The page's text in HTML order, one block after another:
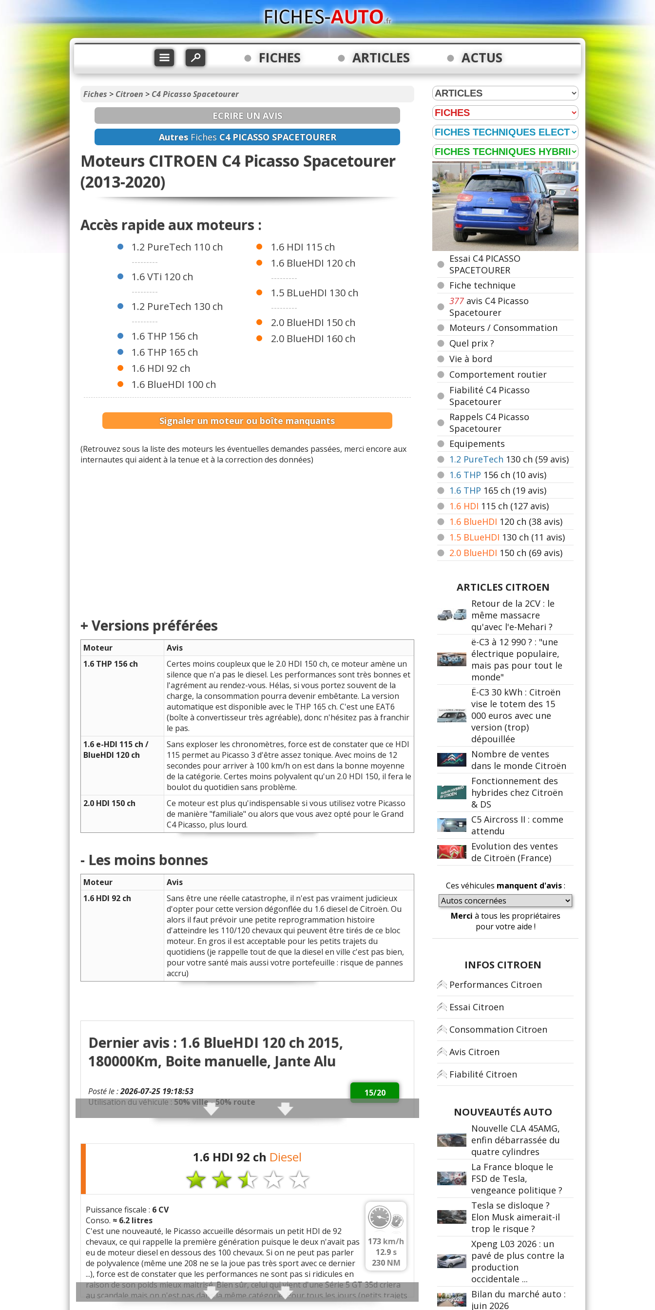
FICHES ARTICLES ACTUS
Fiches > Citroen > C4 Picasso Spacetourer
ECRIRE UN AVIS
AutresFiches C4 PICASSO SPACETOURER
Moteurs CITROEN C4 Picasso Spacetourer
(2013-2020)
Accès rapide aux moteurs :
1.2 PureTech 110 ch
---------
1.6 VTi 120 ch
---------
1.2 PureTech 130 ch
---------
1.6 THP 156 ch
1.6 THP 165 ch
1.6 HDI 92 ch
1.6 BlueHDI 100 ch
1.6 HDI 115 ch
1.6 BlueHDI 120 ch
---------
1.5 BLueHDI 130 ch
---------
2.0 BlueHDI 150 ch
2.0 BlueHDI 160 ch
Signaler un moteur ou boîte manquants
(Retrouvez sous la liste des moteurs les éventuelles demandes passées, merci encore aux
internautes qui aident à la tenue et à la correction des données)
+ Versions préférées
Moteur
Avis
1.6 THP 156 ch
Certes moins coupleux que le 2.0 HDI 150 ch, ce moteur amène un
silence que n'a pas le diesel. Les performances sont très bonnes et
l'agrément au rendez-vous. Hélas, si vous portez souvent de la
charge, la consommation pourra devenir embêtante. La version
automatique est disponible avec le THP 165 ch. C'est une EAT6
(boîte à convertisseur très agréable), donc n'hésitez pas à franchir
le pas.
1.6 e-HDI 115 ch /
BlueHDI 120 ch
Sans exploser les chronomètres, force est de constater que ce HDI
115 permet au Picasso 3 d'être assez tonique. Avec moins de 12
secondes pour arriver à 100 km/h on est dans la bonne moyenne
de la catégorie. Certes moins polyvalent qu'un 2.0 HDI 150, il fera le
boulot du quotidien sans problème.
2.0 HDI 150 ch
Ce moteur est plus qu'indispensable si vous utilisez votre Picasso
de manière "familiale" ou alors que vous avez opté pour le Grand
C4 Picasso, plus lourd.
- Les moins bonnes
Moteur
Avis
1.6 HDI 92 ch
Sans être une réelle catastrophe, il n'est pas vraiment judicieux
d'opter pour cette version dégonflée du 1.6 diesel de Citroën. Ou
alors il faut prévoir une petite reprogrammation histoire
d'atteindre les 110/120 chevaux qui peuvent être tirés de ce bloc
moteur. En gros il est acceptable pour les petits trajets du
quotidiens (je rappelle tout de que la diesel en ville c'est pas bien,
pour votre santé mais aussi votre portefeuille : risque de pannes
accru)
Dernier avis : 1.6 BlueHDI 120 ch 2015,
180000Km, Boite manuelle, Jante Alu
15/20
Posté le :2026-07-25 19:18:53
Utilisation du véhicule :50% ville - 50% route
Consommation moyenne :6L/100Km
Grosse fuite d’huile ≈1,5L tout les 6 mois
Note :15/20
Prix assurance :800 euros/an
Commenter cet avis
1.6 HDI 92 ch Diesel
173 km/h
12.9 s
230 NM
Puissance fiscale : 6 CV
Conso. ≈ 6.2 litres
C'est une nouveauté, le Picasso accueille désormais un petit HDI de 92
chevaux, ce qui rappelle la première génération puisque le deux n'avait pas
eu de moteur diesel en dessous des 100 chevaux. Si on ne peut pas parler
de polyvalence (même une 208 ne se la joue pas très sport avec ce dernier
...), force est de constater que les performances ne sont pas si ridicules en
raison de son poids mieux maitrisé. Bien sûr, celui qui vient d'une Série 5 GT 35d criera
au scandale mais on n'est pas dans la même catégorie. Pour tous les jours (petits trajets
Essai C4 PICASSO
SPACETOURER
Fiche technique
377 avis C4 Picasso
Spacetourer
Moteurs / Consommation
Quel prix ?
Vie à bord
Comportement routier
Fiabilité C4 Picasso
Spacetourer
Rappels C4 Picasso
Spacetourer
Equipements
1.2 PureTech 130 ch (59 avis)
1.6 THP 156 ch (10 avis)
1.6 THP 165 ch (19 avis)
1.6 HDI 115 ch (127 avis)
1.6 BlueHDI 120 ch (38 avis)
1.5 BLueHDI 130 ch (11 avis)
2.0 BlueHDI 150 ch (69 avis)
ARTICLES CITROEN
Retour de la 2CV : le
même massacre
qu'avec l'e-Mehari ?
ë-C3 à 12 990 ? : "une
électrique populaire,
mais pas pour tout le
monde"
Ë-C3 30 kWh : Citroën
vise le totem des 15
000 euros avec une
version (trop)
dépouillée
Nombre de ventes
dans le monde Citroën
Fonctionnement des
hybrides chez Citroën
& DS
C5 Aircross II : comme
attendu
Evolution des ventes
de Citroën (France)
Ces véhicules manquent d'avis:
Merci à tous les propriétaires
pour votre aide !
INFOS CITROEN
Performances Citroen
Essai Citroen
Consommation Citroen
Avis Citroen
Fiabilité Citroen
NOUVEAUTÉS AUTO
Nouvelle CLA 45AMG,
enfin débarrassée du
quatre cylindres
La France bloque le
FSD de Tesla,
vengeance politique ?
Tesla se disloque ?
Elon Musk aimerait-il
trop le risque ?
Xpeng L03 2026 : un
pavé de plus contre la
production
occidentale ...
Bilan du marché auto :
juin 2026